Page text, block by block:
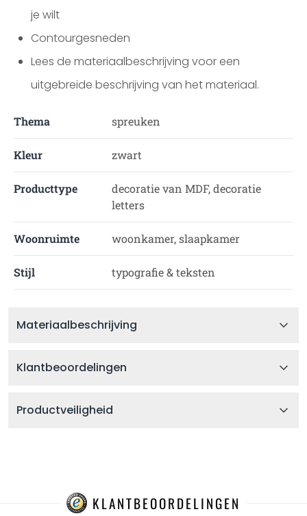
je wilt
Contourgesneden
Lees de materiaalbeschrijving voor een
uitgebreide beschrijving van het materiaal.
Thema spreuken
Kleur zwart
Producttype
decoratie van MDF, decoratie
letters
Woonruimte woonkamer, slaapkamer
Stijl typografie & teksten
Materiaalbeschrijving
Klantbeoordelingen
Productveiligheid
KLANTBEOORDELINGEN